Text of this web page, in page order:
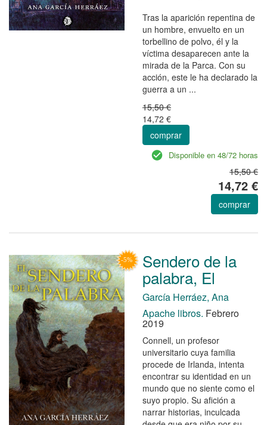
Tras la aparición repentina de
un hombre, envuelto en un
torbellino de polvo, él y la
víctima desaparecen ante la
mirada de la Parca. Con su
acción, este le ha declarado la
guerra a un ...
15,50 €
14,72 €
comprar
Disponible en 48/72 horas
15,50 €
14,72 €
comprar
Sendero de la
palabra, El
García Herráez, Ana
Apache libros. Febrero
2019
Connell, un profesor
universitario cuya familia
procede de Irlanda, intenta
encontrar su identidad en un
mundo que no siente como el
suyo propio. Su afición a
narrar historias, inculcada